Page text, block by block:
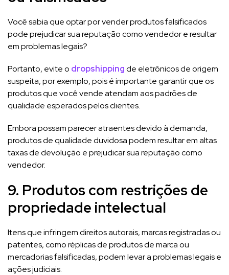
Você sabia que optar por vender produtos falsificados
pode prejudicar sua reputação como vendedor e resultar
em problemas legais?
Portanto, evite o dropshippingde eletrônicos de origem
suspeita, por exemplo, pois é importante garantir que os
produtos que você vende atendam aos padrões de
qualidade esperados pelos clientes.
Embora possam parecer atraentes devido à demanda,
produtos de qualidade duvidosa podem resultar em altas
taxas de devolução e prejudicar sua reputação como
vendedor.
9. Produtos com restrições de
propriedade intelectual
Itens que infringem direitos autorais, marcas registradas ou
patentes, como réplicas de produtos de marca ou
mercadorias falsificadas, podem levar a problemas legais e
ações judiciais.